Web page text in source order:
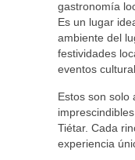
gastronomía
Es un lugar
ambiente del
festividades
eventos
Estos son solo
Tiétar. Cada
experiencia